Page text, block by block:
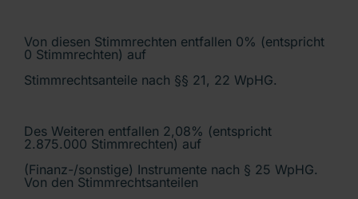
Von diesen Stimmrechten entfallen 0% (entspricht
0 Stimmrechten) auf
Stimmrechtsanteile nach §§ 21, 22 WpHG.
Des Weiteren entfallen 2,08% (entspricht
2.875.000 Stimmrechten) auf
(Finanz-/sonstige) Instrumente nach § 25 WpHG.
Von den Stimmrechtsanteilen